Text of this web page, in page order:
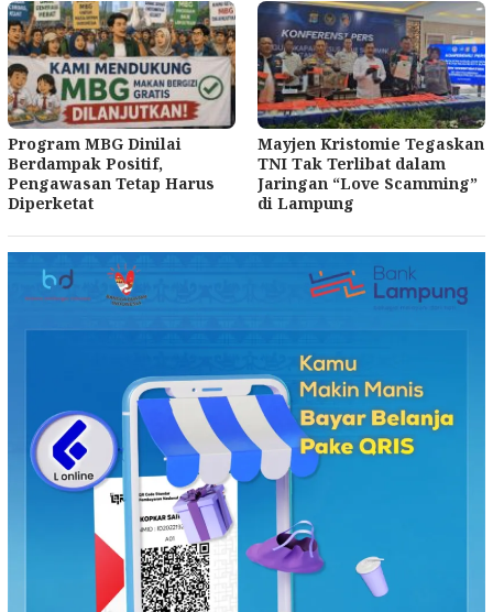
Program MBG Dinilai
Berdampak Positif,
Pengawasan Tetap Harus
Diperketat
Mayjen Kristomie Tegaskan
TNI Tak Terlibat dalam
Jaringan “Love Scamming”
di Lampung